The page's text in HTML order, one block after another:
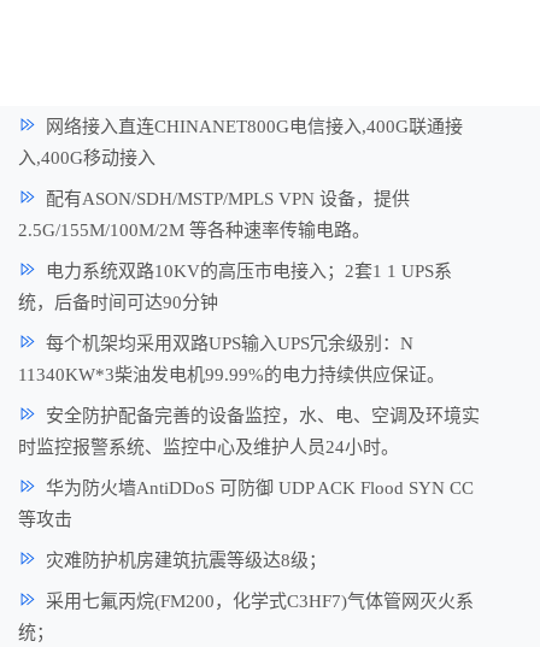
网络接入直连CHINANET800G电信接入,400G联通接
入,400G移动接入
配有ASON/SDH/MSTP/MPLS VPN 设备，提供
2.5G/155M/100M/2M 等各种速率传输电路。
电力系统双路10KV的高压市电接入；2套1 1 UPS系
统，后备时间可达90分钟
每个机架均采用双路UPS输入UPS冗余级别：N
11340KW*3柴油发电机99.99%的电力持续供应保证。
安全防护配备完善的设备监控，水、电、空调及环境实
时监控报警系统、监控中心及维护人员24小时。
华为防火墙AntiDDoS 可防御 UDP ACK Flood SYN CC
等攻击
灾难防护机房建筑抗震等级达8级；
采用七氟丙烷(FM200，化学式C3HF7)气体管网灭火系
统；